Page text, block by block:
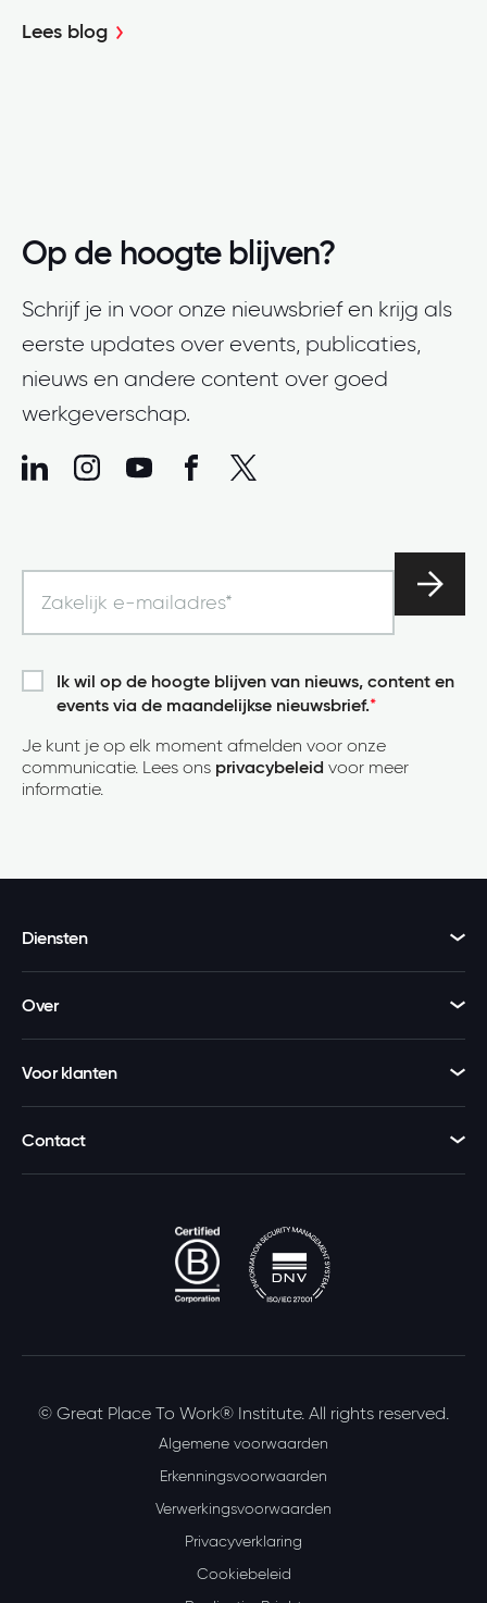
Lees blog
Op de hoogte blijven?
Schrijf je in voor onze nieuwsbrief en krijg als
eerste updates over events, publicaties,
nieuws en andere content over goed
werkgeverschap.
Ik wil op de hoogte blijven van nieuws, content en
events via de maandelijkse nieuwsbrief.*
Je kunt je op elk moment afmelden voor onze
communicatie. Lees ons privacybeleid voor meer
informatie.
Diensten
Over
Voor klanten
Contact
© Great Place To Work® Institute. All rights reserved.
Algemene voorwaarden
Erkenningsvoorwaarden
Verwerkingsvoorwaarden
Privacyverklaring
Cookiebeleid